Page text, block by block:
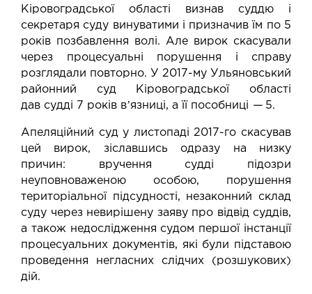
Кіровоградської області визнав суддю і
секретаря суду винуватими і призначив їм по 5
років позбавлення волі. Але вирок скасували
через процесуальні порушення і справу
розглядали повторно. У 2017-му Ульяновський
районний суд Кіровоградської області
дав судді 7 років вʼязниці, а її пособниці —5.
Апеляційний суд у листопаді 2017-го скасував
цей вирок, зіславшись одразу на низку
причин: вручення судді підозри
неуповноваженою особою, порушення
територіальної підсудності, незаконний склад
суду через невирішену заяву про відвід суддів,
а також недослідження судом першої інстанції
процесуальних документів, які були підставою
проведення негласних слідчих (розшукових)
дій.